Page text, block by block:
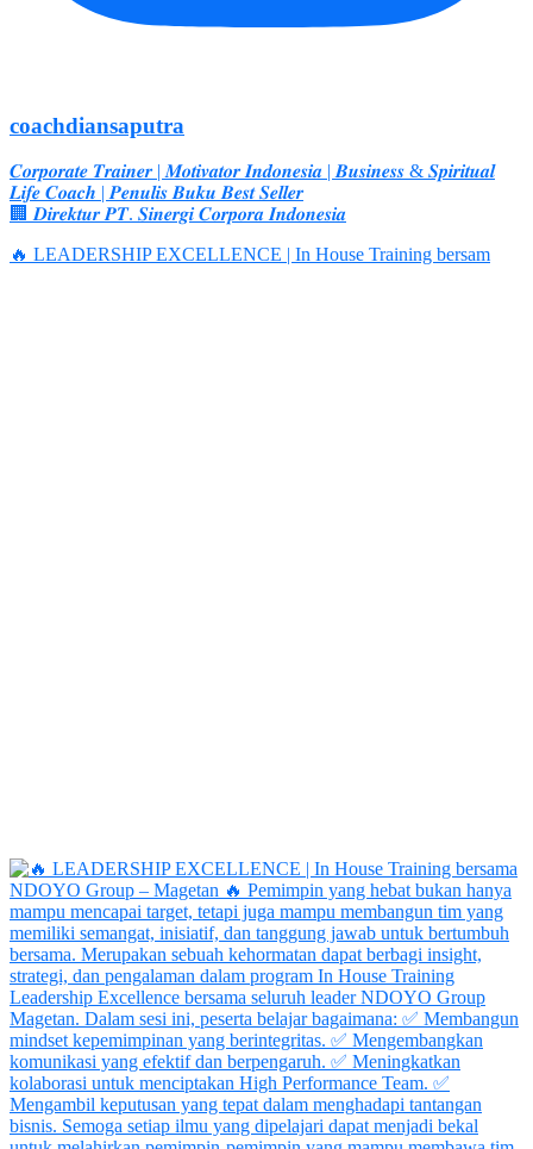
coachdiansaputra
𝑪𝒐𝒓𝒑𝒐𝒓𝒂𝒕𝒆 𝑻𝒓𝒂𝒊𝒏𝒆𝒓 | 𝑴𝒐𝒕𝒊𝒗𝒂𝒕𝒐𝒓 𝑰𝒏𝒅𝒐𝒏𝒆𝒔𝒊𝒂 | 𝑩𝒖𝒔𝒊𝒏𝒆𝒔𝒔 & 𝑺𝒑𝒊𝒓𝒊𝒕𝒖𝒂𝒍
𝑳𝒊𝒇𝒆 𝑪𝒐𝒂𝒄𝒉 | 𝑷𝒆𝒏𝒖𝒍𝒊𝒔 𝑩𝒖𝒌𝒖 𝑩𝒆𝒔𝒕 𝑺𝒆𝒍𝒍𝒆𝒓
🏢 𝑫𝒊𝒓𝒆𝒌𝒕𝒖𝒓 𝑷𝑻. 𝑺𝒊𝒏𝒆𝒓𝒈𝒊 𝑪𝒐𝒓𝒑𝒐𝒓𝒂 𝑰𝒏𝒅𝒐𝒏𝒆𝒔𝒊𝒂
🔥 LEADERSHIP EXCELLENCE | In House Training bersam